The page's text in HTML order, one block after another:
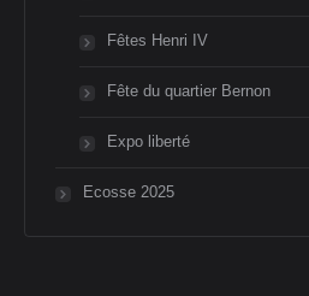
Fêtes Henri IV
Fête du quartier Bernon
Expo liberté
Ecosse 2025